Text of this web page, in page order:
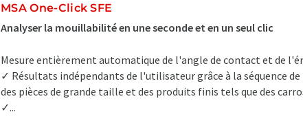
MSA One-Click SFE
Analyser la mouillabilité en une seconde et en un seul clic
Mesure entièrement automatique de l'angle de contact et de
✓ Résultats indépendants de l'utilisateur grâce à la séquence
des pièces de grande taille et des produits finis tels que des
✓...